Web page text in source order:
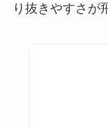
り抜きやすさが